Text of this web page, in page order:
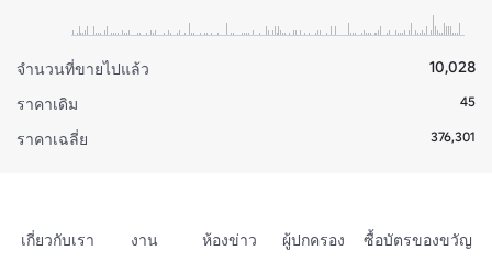
จำนวนที่ขายไปแล้ว
10,028
ราคาเดิม
45
ราคาเฉลี่ย 376,301
เกี่ยวกับเรา งาน ห้องข่าว ผู้ปกครอง ซื้อบัตรของขวัญ